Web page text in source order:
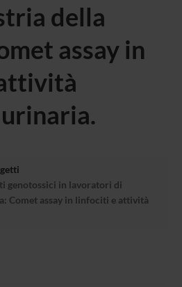
della
assay in
genotossici in lavoratori di
Comet assay in linfociti e attività